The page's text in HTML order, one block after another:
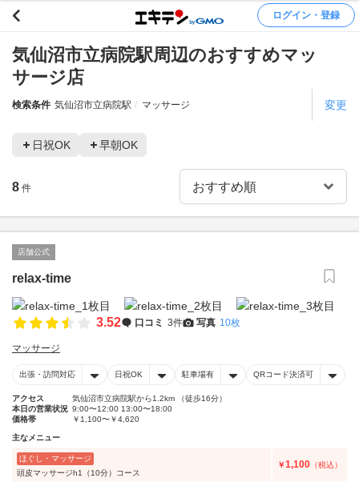
ログイン・登録
気仙沼市立病院駅周辺のおすすめマッ
サージ店
検索条件 気仙沼市立病院駅 マッサージ 変更
日祝OK 早朝OK
8 件
店舗公式
relax-time
3.52 口コミ 3件 写真 10枚
マッサージ
出張・訪問対応 日祝OK 駐車場有 QRコード決済可
アクセス
気仙沼市立病院駅から1.2km （徒歩16分）
本日の営業状況 9:00〜12:00 13:00〜18:00
価格帯
￥1,100〜￥4,620
主なメニュー
ほぐし・マッサージ
頭皮マッサージh1（10分）コース
￥1,100 （税込）